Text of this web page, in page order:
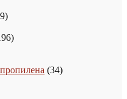
99
196
3434